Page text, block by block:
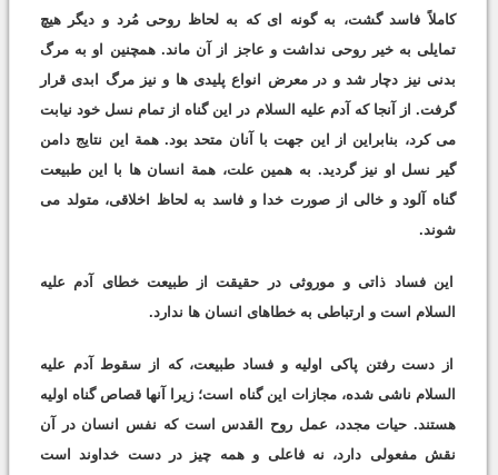
کاملاً فاسد گشت، به گونه ای که به لحاظ روحی مُرد و دیگر هیچ
تمایلی به خیر روحی نداشت و عاجز از آن ماند. همچنین او به مرگ
بدنی نیز دچار شد و در معرض انواع پلیدی ها و نیز مرگ ابدی قرار
گرفت. از آنجا که آدم علیه السلام در این گناه از تمام نسل خود نیابت
می کرد، بنابراین از این جهت با آنان متحد بود. همة این نتایج دامن
گیر نسل او نیز گردید. به همین علت، همة انسان ها با این طبیعت
گناه آلود و خالی از صورت خدا و فاسد به لحاظ اخلاقی، متولد می
شوند.
این فساد ذاتی و موروثی در حقیقت از طبیعت خطای آدم علیه
السلام است و ارتباطی به خطاهای انسان ها ندارد.
از دست رفتن پاکی اولیه و فساد طبیعت، که از سقوط آدم علیه
السلام ناشی شده، مجازات این گناه است؛ زیرا آنها قصاص گناه اولیه
هستند. حیات مجدد، عمل روح القدس است که نفس انسان در آن
نقش مفعولی دارد، نه فاعلی و همه چیز در دست خداوند است